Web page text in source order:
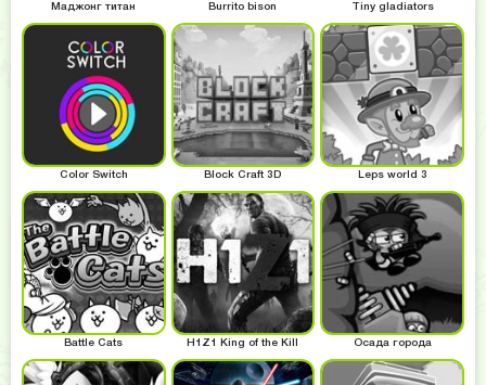
Маджонг титан Burrito bison Tiny gladiators
Color Switch Block Craft 3D Leps world 3
Battle Cats H1Z1 King of the Kill Осада города